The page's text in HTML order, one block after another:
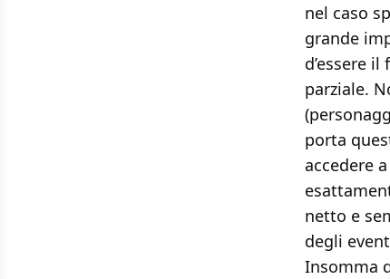
nel caso
grande
d’essere
parziale.
porta
accedere
netto e
degli
Insomma